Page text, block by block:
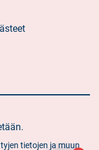
tietojen ja muun